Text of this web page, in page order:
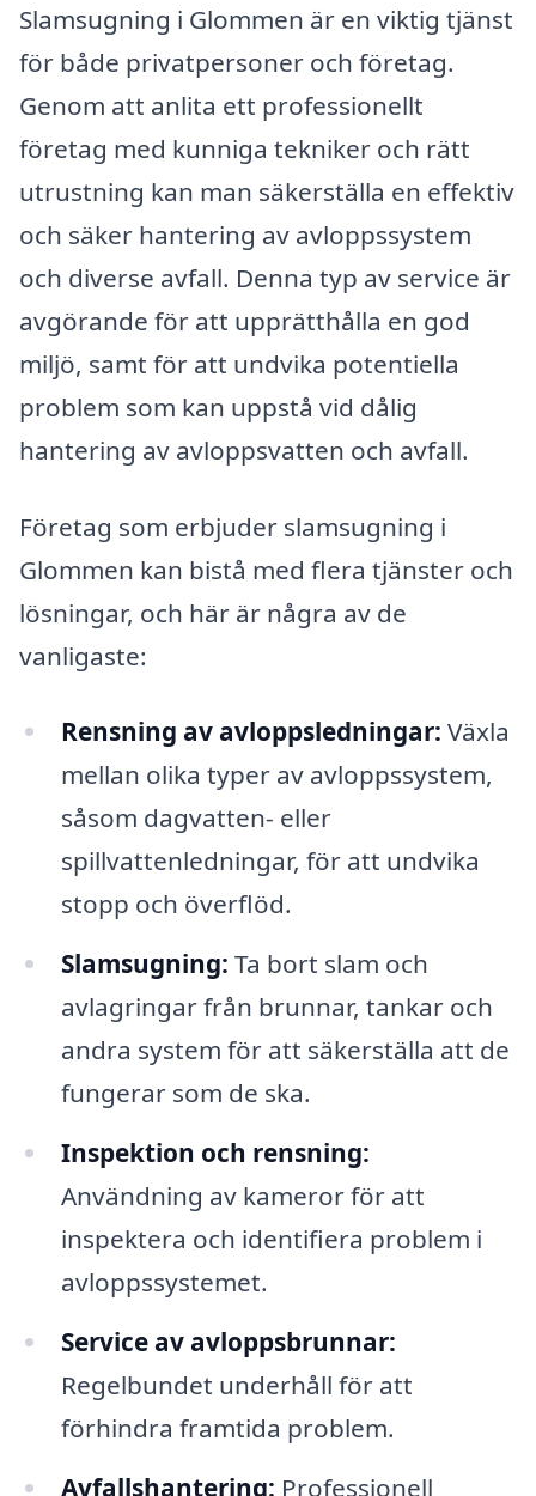
Slamsugning i Glommen är en viktig tjänst
för både privatpersoner och företag.
Genom att anlita ett professionellt
företag med kunniga tekniker och rätt
utrustning kan man säkerställa en effektiv
och säker hantering av avloppssystem
och diverse avfall. Denna typ av service är
avgörande för att upprätthålla en god
miljö, samt för att undvika potentiella
problem som kan uppstå vid dålig
hantering av avloppsvatten och avfall.
Företag som erbjuder slamsugning i
Glommen kan bistå med flera tjänster och
lösningar, och här är några av de
vanligaste:
Rensning av avloppsledningar: Växla
mellan olika typer av avloppssystem,
såsom dagvatten- eller
spillvattenledningar, för att undvika
stopp och överflöd.
Slamsugning: Ta bort slam och
avlagringar från brunnar, tankar och
andra system för att säkerställa att de
fungerar som de ska.
Inspektion och rensning:
Användning av kameror för att
inspektera och identifiera problem i
avloppssystemet.
Service av avloppsbrunnar:
Regelbundet underhåll för att
förhindra framtida problem.
Avfallshantering: Professionell